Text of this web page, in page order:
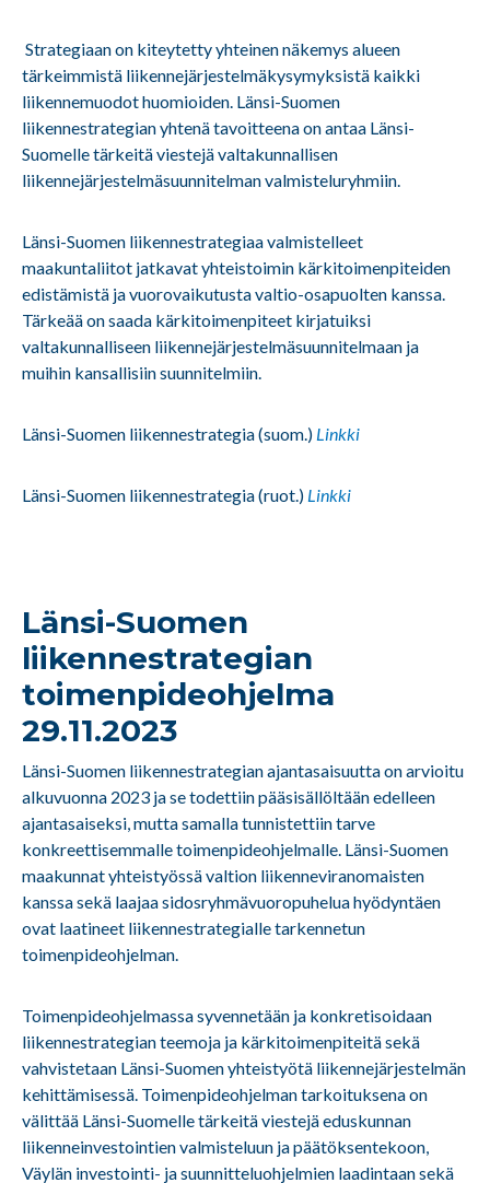
Strategiaan on kiteytetty yhteinen näkemys alueen
tärkeimmistä liikennejärjestelmäkysymyksistä kaikki
liikennemuodot huomioiden. Länsi-Suomen
liikennestrategian yhtenä tavoitteena on antaa Länsi-
Suomelle tärkeitä viestejä valtakunnallisen
liikennejärjestelmäsuunnitelman valmisteluryhmiin.
Länsi-Suomen liikennestrategiaa valmistelleet
maakuntaliitot jatkavat yhteistoimin kärkitoimenpiteiden
edistämistä ja vuorovaikutusta valtio-osapuolten kanssa.
Tärkeää on saada kärkitoimenpiteet kirjatuiksi
valtakunnalliseen liikennejärjestelmäsuunnitelmaan ja
muihin kansallisiin suunnitelmiin.
Länsi-Suomen liikennestrategia (suom.) Linkki
Länsi-Suomen liikennestrategia (ruot.) Linkki
Länsi-Suomen
liikennestrategian
toimenpideohjelma
29.11.2023
Länsi-Suomen liikennestrategian ajantasaisuutta on arvioitu
alkuvuonna 2023 ja se todettiin pääsisällöltään edelleen
ajantasaiseksi, mutta samalla tunnistettiin tarve
konkreettisemmalle toimenpideohjelmalle. Länsi-Suomen
maakunnat yhteistyössä valtion liikenneviranomaisten
kanssa sekä laajaa sidosryhmävuoropuhelua hyödyntäen
ovat laatineet liikennestrategialle tarkennetun
toimenpideohjelman.
Toimenpideohjelmassa syvennetään ja konkretisoidaan
liikennestrategian teemoja ja kärkitoimenpiteitä sekä
vahvistetaan Länsi-Suomen yhteistyötä liikennejärjestelmän
kehittämisessä. Toimenpideohjelman tarkoituksena on
välittää Länsi-Suomelle tärkeitä viestejä eduskunnan
liikenneinvestointien valmisteluun ja päätöksentekoon,
Väylän investointi- ja suunnitteluohjelmien laadintaan sekä